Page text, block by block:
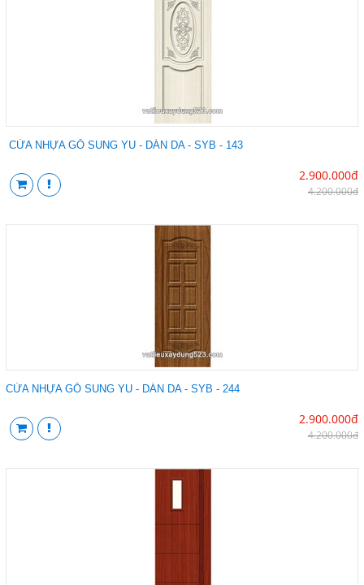
CỬA NHỰA GỖ SUNG YU - DÁN DA - SYB - 143
2.900.000đ
4.200.000đ
CỬA NHỰA GỖ SUNG YU - DÁN DA - SYB - 244
2.900.000đ
4.200.000đ